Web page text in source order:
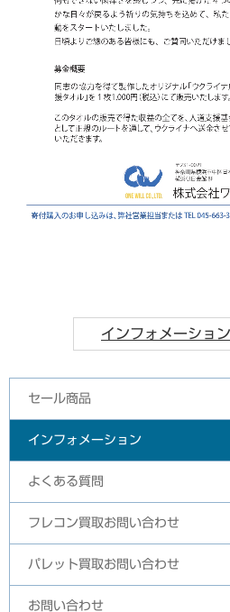
インフォメーショ
セール商品
インフォメーション
よくある質問
フレコン買取お問い合わせ
パレット買取お問い合わせ
お問い合わせ